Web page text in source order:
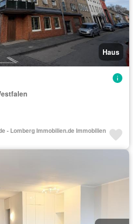
Haus
- Lomberg Immobilien.de Immobilien